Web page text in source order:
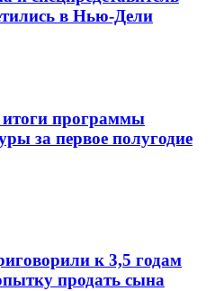
в Нью-Дели
итоги программы
за первое полугодие
к 3,5 годам
продать сына